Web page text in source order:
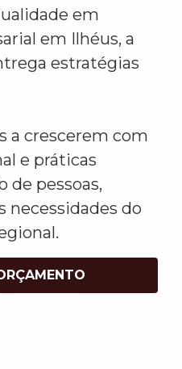
em
em Ilhéus, a
estratégias
a crescerem com
e práticas
de pessoas,
necessidades do